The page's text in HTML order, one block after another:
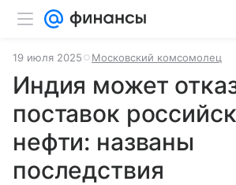
19 июля 2025 Московский комсомолец
Индия может
поставок
нефти: названы
последствия